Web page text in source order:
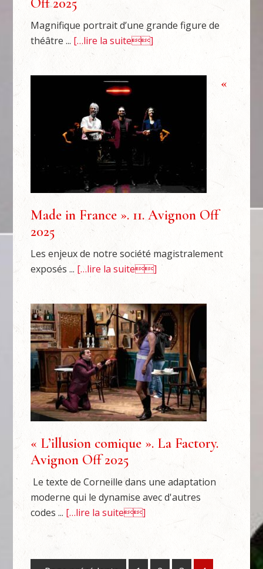
Magnifique portrait d’une grande figure de
théâtre ... […lire la suite]
«
Made in France ». 11. Avignon Off
2025
Les enjeux de notre société magistralement
exposés ... […lire la suite]
« L’illusion comique ». La Factory.
Avignon Off 2025
Le texte de Corneille dans une adaptation
moderne qui le dynamise avec d'autres
codes ... […lire la suite]